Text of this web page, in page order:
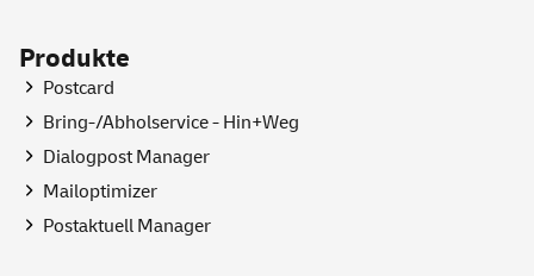
Produkte
Postcard
Bring-/Abholservice - Hin+Weg
Dialogpost Manager
Mailoptimizer
Postaktuell Manager